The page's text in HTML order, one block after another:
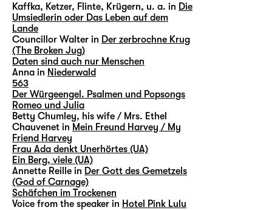
Kaffka, Ketzer, Flinte, Krügern, u. a. in Die
Umsiedlerin oder Das Leben auf dem
Lande
Councillor Walter in Der zerbrochne Krug
(The Broken Jug)
Daten sind auch nur Menschen
Anna in Niederwald
563
Der Würgeengel. Psalmen und Popsongs
Romeo und Julia
Betty Chumley, his wife / Mrs. Ethel
Chauvenet in Mein Freund Harvey / My
Friend Harvey
Frau Ada denkt Unerhörtes (UA)
Ein Berg, viele (UA)
Annette Reille in Der Gott des Gemetzels
(God of Carnage)
Schäfchen im Trockenen
Voice from the speaker in Hotel Pink Lulu